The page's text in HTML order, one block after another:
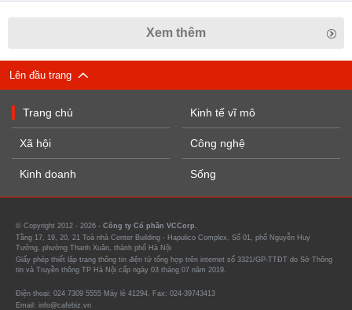
Xem thêm
Lên đầu trang
Trang chủ
Xã hội
Kinh doanh
Kinh tế vĩ mô
Công nghệ
Sống
© Copyright 2012 - 2026 - Công ty Cổ phần VCCorp.
Tầng 17, 19, 20, 21 Toà nhà Center Building - Hapulico Complex, Số 01, phố Nguyễn Huy
Tưởng, phường Thanh Xuân, thành phố Hà Nội
Giấy phép thiết lập trang thông tin điện tử tổng hợp trên internet số 3321/GP-TTĐT do Sở Thông
tin và Truyền thông TP Hà Nội cấp ngày 03 tháng 07 năm 2019.
Điện thoại: 024 7309 5555 Máy lẻ 41294. Fax: 024-39743413
Email: info@cafebiz.vn